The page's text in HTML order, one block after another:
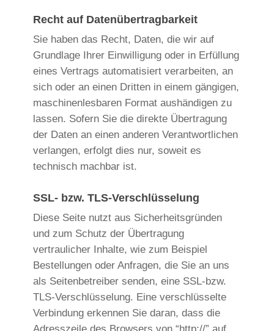
Recht auf Datenübertragbarkeit
Sie haben das Recht, Daten, die wir auf
Grundlage Ihrer Einwilligung oder in Erfüllung
eines Vertrags automatisiert verarbeiten, an
sich oder an einen Dritten in einem gängigen,
maschinenlesbaren Format aushändigen zu
lassen. Sofern Sie die direkte Übertragung
der Daten an einen anderen Verantwortlichen
verlangen, erfolgt dies nur, soweit es
technisch machbar ist.
SSL- bzw. TLS-Verschlüsselung
Diese Seite nutzt aus Sicherheitsgründen
und zum Schutz der Übertragung
vertraulicher Inhalte, wie zum Beispiel
Bestellungen oder Anfragen, die Sie an uns
als Seitenbetreiber senden, eine SSL-bzw.
TLS-Verschlüsselung. Eine verschlüsselte
Verbindung erkennen Sie daran, dass die
Adresszeile des Browsers von “http://” auf